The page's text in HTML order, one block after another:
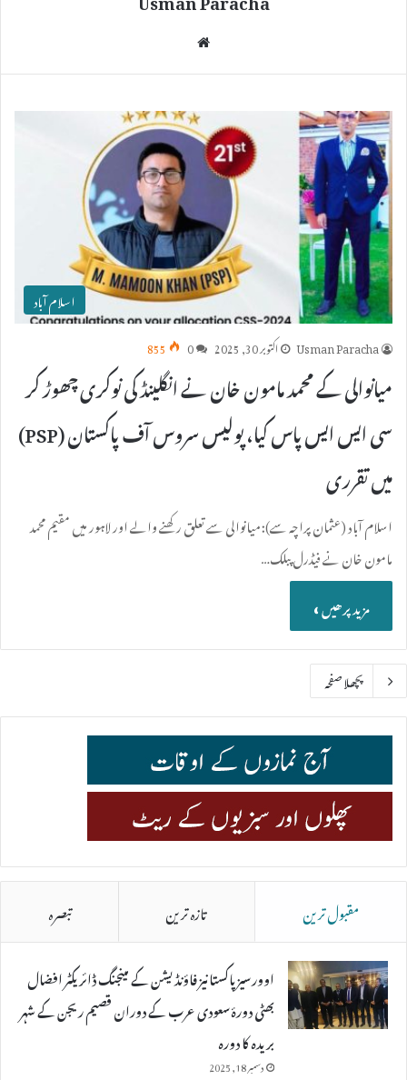
te
اسلام آباد
Usman Paracha اکتوبر 30, 2025 0
855
میانوالی کے محمد مامون خان نے انگلینڈ کی نوکری چھوڑ کر
سی ایس ایس پاس کیا، پولیس سروس آف پاکستان (PSP)
میں تقرری
اسلام آباد (عثمان پراچہ سے): میانوالی سے تعلق رکھنے والے اور لاہور میں مقیم محمد
مامون خان نے فیڈرل پبلک…
مزید پرھیں »
پچھلا صفحہ
مقبول ترین تازہ ترین تبصرہ
اوورسیز پاکستانیز فاؤنڈیشن کے مینجنگ ڈائریکٹر افضال
بھٹی دورۂ سعودی عرب کے دوران قصیم ریجن کے شہر
بریدہ کا دورہ
دسمبر 18, 2025